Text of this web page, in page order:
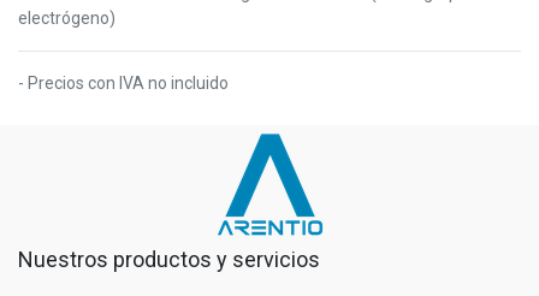
electrógeno)
- Precios con IVA no incluido
Nuestros productos y servicios